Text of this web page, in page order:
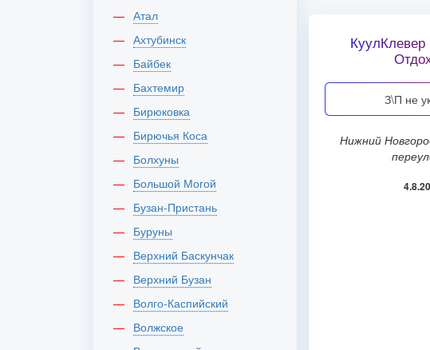
З\П не
Нижний Новгород, Мотальный
Атал
Ахтубинск
Байбек
Бахтемир
Бирюковка
Бирючья Коса
Болхуны
Большой Могой
Бузан-Пристань
Буруны
Верхний Баскунчак
Верхний Бузан
Волго-Каспийский
Волжское